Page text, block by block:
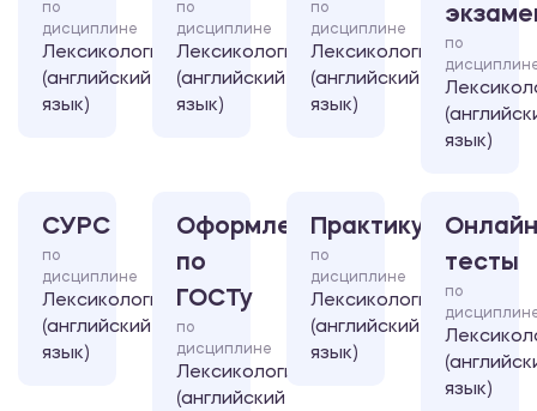
по
дисциплине
Лексикология
(английский
язык)
по
дисциплине
Лексикология
(английский
язык)
по
дисциплине
Лексикология
(английский
язык)
по
язык)
СУРС
по
дисциплине
Лексикология
(английский
язык)
Оформление
по
ГОСТу
по
дисциплине
Лексикология
(английский
Практикум
по
дисциплине
Лексикология
(английский
язык)
тесты
по
язык)